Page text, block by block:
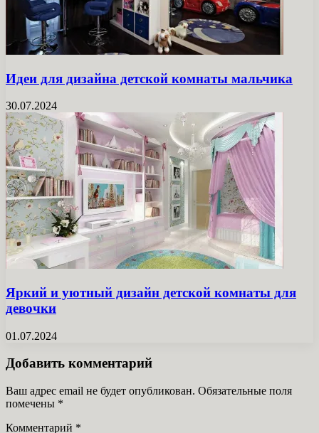
Идеи для дизайна детской комнаты мальчика
30.07.2024
Яркий и уютный дизайн детской комнаты для
девочки
01.07.2024
Добавить комментарий
Ваш адрес email не будет опубликован. Обязательные поля
помечены *
Комментарий *